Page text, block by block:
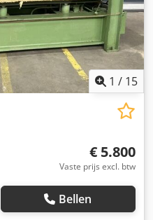
1 / 15
€ 5.800
Vaste prijs excl. btw
Bellen